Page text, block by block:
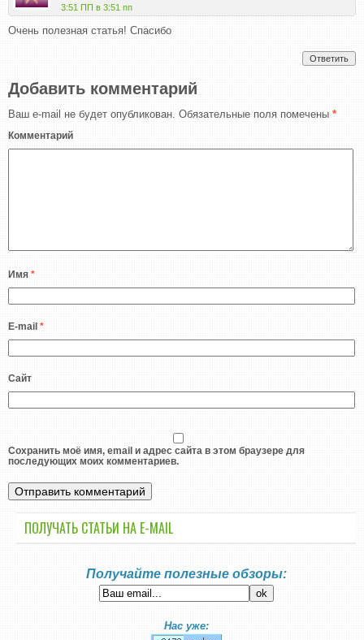
3:51 ПП в 3:51 пп
Очень полезная статья! Спасибо
Ответить
Добавить комментарий
Ваш e-mail не будет опубликован. Обязательные поля помечены *
Комментарий
Имя *
E-mail *
Сайт
Сохранить моё имя, email и адрес сайта в этом браузере для
последующих моих комментариев.
ПОЛУЧАТЬ СТАТЬИ НА E-MАIL
Получайте полезные обзоры:
Нас уже: